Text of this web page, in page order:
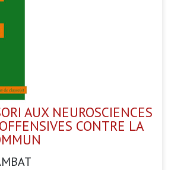
AUX NEUROSCIENCES
CONTRE LA